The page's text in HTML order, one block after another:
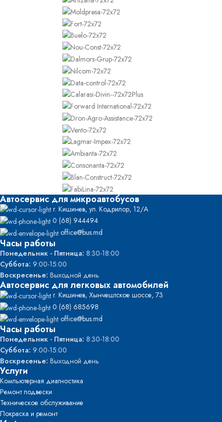
Автосервис для микроавтобусов
г. Кишинев, ул. Кодрилор, 12/A
0 (68) 944494
office@bus.md
Часы работы
Понедельник - Пятница: 8:30-18:00
Суббота: 9:00-15:00
Воскресенье: Выходной день
Автосервис для легковых автомобилей
г. Кишинев, Хынчештское шоссе, 73
0 (68) 685698
office@bus.md
Часы работы
Понедельник - Пятница: 8:30-18:00
Суббота: 9:00-15:00
Воскресенье: Выходной день
Услуги
Компьютерная диагностика
Ремонт подвески
Техническое обслуживание
Покраска и ремонт